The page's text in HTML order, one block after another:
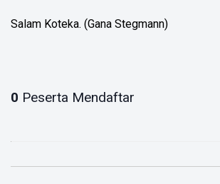
Salam Koteka. (Gana Stegmann)
0 Peserta Mendaftar